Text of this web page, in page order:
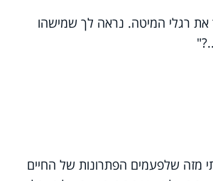
את רגלי המיטה. נראה לך שמישהו
מזה שלפעמים הפתרונות של החיים